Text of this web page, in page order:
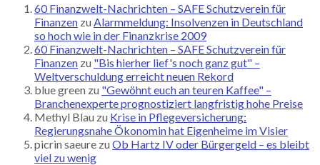
60 Finanzwelt-Nachrichten – SAFE Schutzverein für
Finanzen zu Alarmmeldung: Insolvenzen in Deutschland
so hoch wie in der Finanzkrise 2009
60 Finanzwelt-Nachrichten – SAFE Schutzverein für
Finanzen zu "Bis hierher lief's noch ganz gut" –
Weltverschuldung erreicht neuen Rekord
blue green zu "Gewöhnt euch an teuren Kaffee" –
Branchenexperte prognostiziert langfristig hohe Preise
Methyl Blau zu Krise in Pflegeversicherung:
Regierungsnahe Ökonomin hat Eigenheime im Visier
picrin saeure zu Ob Hartz IV oder Bürgergeld – es bleibt
viel zu wenig